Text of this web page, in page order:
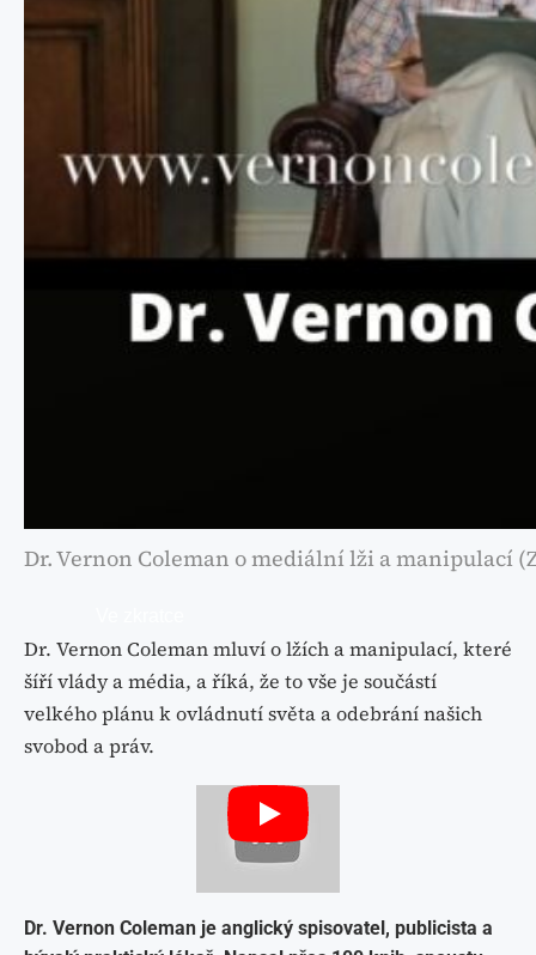
Dr. Vernon Coleman o mediální lži a manipulací
Dr. Vernon Coleman mluví o lžích a manipulací, které
šíří vlády a média, a říká, že to vše je součástí
velkého plánu k ovládnutí světa a odebrání našich
svobod a práv.
Dr. Vernon Coleman je anglický spisovatel, publicista a